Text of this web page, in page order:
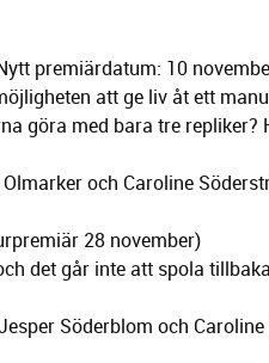
premiärdatum: 10
att ge liv åt ett
göra med bara tre repliker?
och Caroline
28 november)
det går inte att spola
Söderblom och